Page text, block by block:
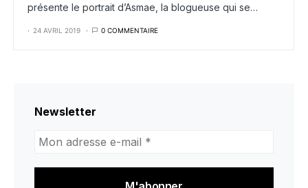
présente le portrait d’Asmae, la blogueuse qui se…
24 AVRIL 2019 0 COMMENTAIRE
Newsletter
adresse
mail